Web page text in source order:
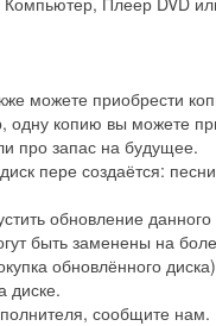
можете приобрести
копию вы можете
про запас на будущее.
пере создаётся:
обновление данного
быть заменены на
обновлённого
диске.
сообщите